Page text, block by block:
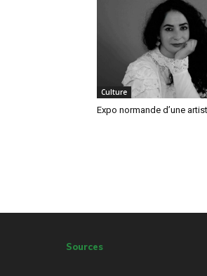
Culture
Expo normande d’une
Sources